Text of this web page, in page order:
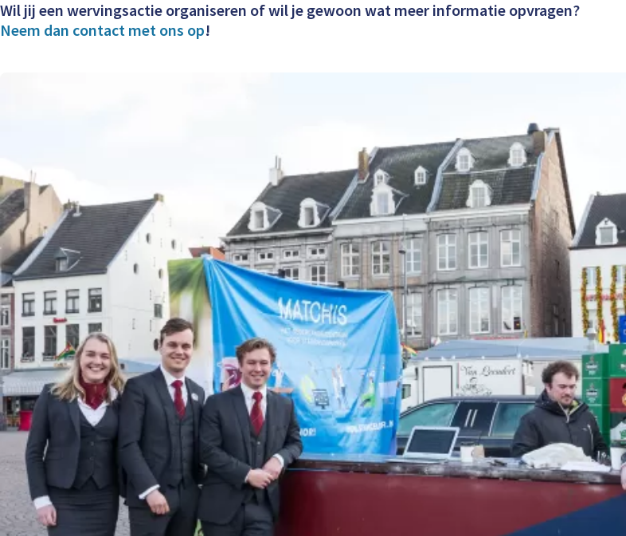
Wil jij een wervingsactie organiseren of wil je gewoon wat meer informatie opvragen?
Neem dan contact met ons op!